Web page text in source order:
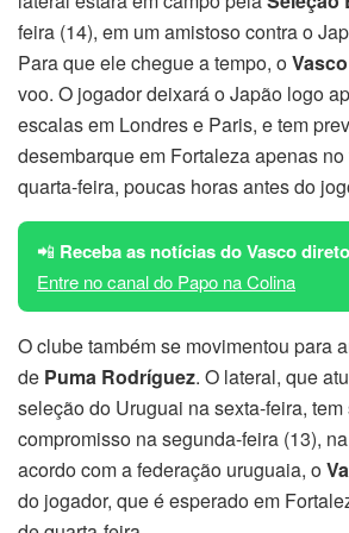
feira (14), em um amistoso contra o
Para que ele chegue a tempo, oVasco
voo. O jogador deixará o Japão logo
escalas em Londres e Paris, e tem
desembarque em Fortaleza apenas
quarta-feira, poucas horas antes do
📲 Receba as notícias do Vasco
Entre no canal do Papo na Colina
O clube também se movimentou para
de Puma Rodríguez. O lateral, que
seleção do Uruguai na sexta-feira,
compromisso na segunda-feira (13),
acordo com a federação uruguaia, o
do jogador, que é esperado em